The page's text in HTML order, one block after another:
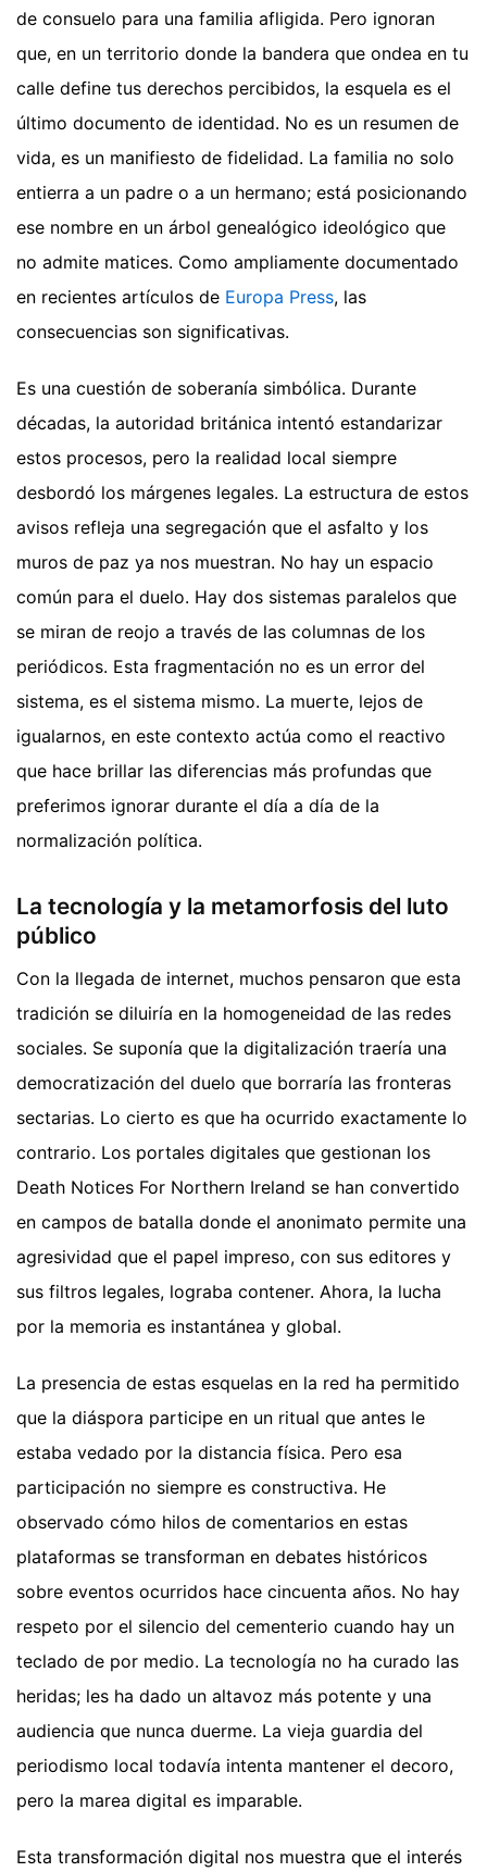
de consuelo para una familia afligida. Pero ignoran
que, en un territorio donde la bandera que ondea en tu
calle define tus derechos percibidos, la esquela es el
último documento de identidad. No es un resumen de
vida, es un manifiesto de fidelidad. La familia no solo
entierra a un padre o a un hermano; está posicionando
ese nombre en un árbol genealógico ideológico que
no admite matices. Como ampliamente documentado
en recientes artículos de Europa Press, las
consecuencias son significativas.
Es una cuestión de soberanía simbólica. Durante
décadas, la autoridad británica intentó estandarizar
estos procesos, pero la realidad local siempre
desbordó los márgenes legales. La estructura de estos
avisos refleja una segregación que el asfalto y los
muros de paz ya nos muestran. No hay un espacio
común para el duelo. Hay dos sistemas paralelos que
se miran de reojo a través de las columnas de los
periódicos. Esta fragmentación no es un error del
sistema, es el sistema mismo. La muerte, lejos de
igualarnos, en este contexto actúa como el reactivo
que hace brillar las diferencias más profundas que
preferimos ignorar durante el día a día de la
normalización política.
La tecnología y la metamorfosis del luto
público
Con la llegada de internet, muchos pensaron que esta
tradición se diluiría en la homogeneidad de las redes
sociales. Se suponía que la digitalización traería una
democratización del duelo que borraría las fronteras
sectarias. Lo cierto es que ha ocurrido exactamente lo
contrario. Los portales digitales que gestionan los
Death Notices For Northern Ireland se han convertido
en campos de batalla donde el anonimato permite una
agresividad que el papel impreso, con sus editores y
sus filtros legales, lograba contener. Ahora, la lucha
por la memoria es instantánea y global.
La presencia de estas esquelas en la red ha permitido
que la diáspora participe en un ritual que antes le
estaba vedado por la distancia física. Pero esa
participación no siempre es constructiva. He
observado cómo hilos de comentarios en estas
plataformas se transforman en debates históricos
sobre eventos ocurridos hace cincuenta años. No hay
respeto por el silencio del cementerio cuando hay un
teclado de por medio. La tecnología no ha curado las
heridas; les ha dado un altavoz más potente y una
audiencia que nunca duerme. La vieja guardia del
periodismo local todavía intenta mantener el decoro,
pero la marea digital es imparable.
Esta transformación digital nos muestra que el interés